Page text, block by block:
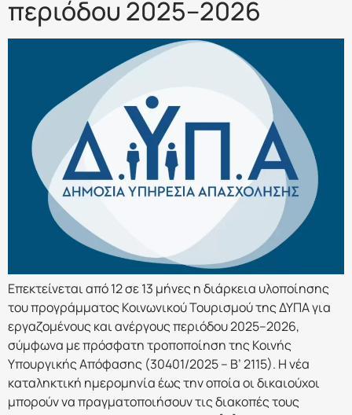
περιόδου 2025–2026
Επεκτείνεται από 12 σε 13 μήνες η διάρκεια υλοποίησης
του προγράμματος Κοινωνικού Τουρισμού της ΔΥΠΑ για
εργαζομένους και ανέργους περιόδου 2025–2026,
σύμφωνα με πρόσφατη τροποποίηση της Κοινής
Υπουργικής Απόφασης (30401/2025 – Β’ 2115). Η νέα
καταληκτική ημερομηνία έως την οποία οι δικαιούχοι
μπορούν να πραγματοποιήσουν τις διακοπές τους